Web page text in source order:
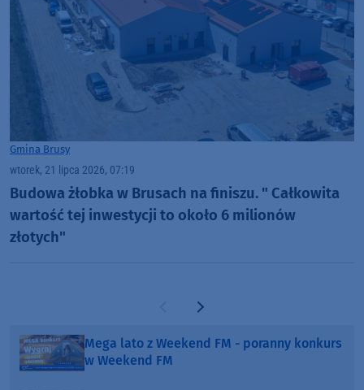
Gmina Brusy
wtorek, 21 lipca 2026, 07:19
Budowa żłobka w Brusach na finiszu. " Całkowita
wartość tej inwestycji to około 6 milionów
złotych"
Poprzednia strona
Następna strona
Mega lato z Weekend FM - poranny konkurs
w Weekend FM